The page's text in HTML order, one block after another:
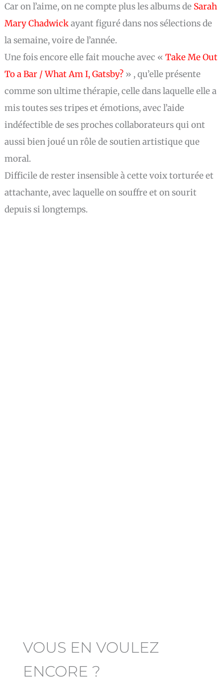
Car on l’aime, on ne compte plus les albums de Sarah
Mary Chadwickayant figuré dans nos sélections de
la semaine, voire de l’année.
Une fois encore elle fait mouche avec «Take Me Out
To a Bar / What Am I, Gatsby? » , qu’elle présente
comme son ultime thérapie, celle dans laquelle elle a
mis toutes ses tripes et émotions, avec l’aide
indéfectible de ses proches collaborateurs qui ont
aussi bien joué un rôle de soutien artistique que
moral.
Difficile de rester insensible à cette voix torturée et
attachante, avec laquelle on souffre et on sourit
depuis si longtemps.
VOUS EN VOULEZ
ENCORE ?